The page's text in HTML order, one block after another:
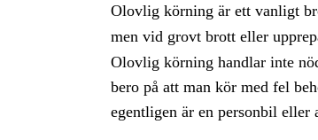
Olovlig körning är ett vanligt
men vid grovt brott eller
Olovlig körning handlar inte
bero på att man kör med fel
egentligen är en personbil eller